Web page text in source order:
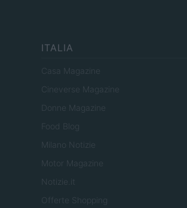
ITALIA
Casa Magazine
Cineverse Magazine
Donne Magazine
Food Blog
Milano Notizie
Motor Magazine
Notizie.it
Offerte Shopping